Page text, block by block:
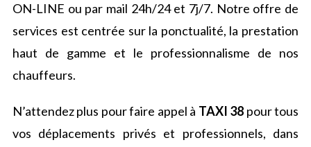
ON-LINE ou par mail 24h/24 et 7j/7. Notre offre de
services est centrée sur la ponctualité, la prestation
haut de gamme et le professionnalisme de nos
chauffeurs.
N’attendez plus pour faire appel à TAXI 38 pour tous
vos déplacements privés et professionnels, dans